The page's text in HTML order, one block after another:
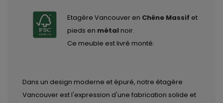
Etagère Vancouver en Chêne Massif et
pieds en métalnoir.
Ce meuble est livré monté.
Dans un design moderne et épuré, notre étagère
Vancouver est l'expression d'une fabrication solide et